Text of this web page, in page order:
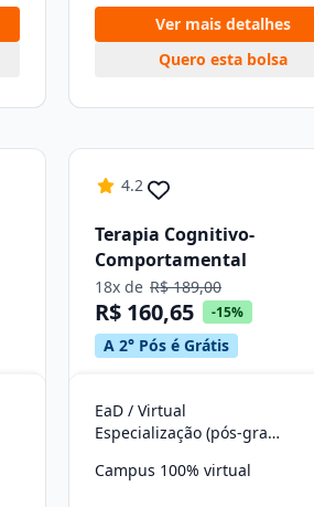
Ver mais detalhes
Quero esta bolsa
4.2
Terapia Cognitivo-
Comportamental
18x de R$ 189,00
R$ 160,65 -15%
A 2° Pós é Grátis
EaD / Virtual
Especialização (pós-graduação)
Campus 100% virtual